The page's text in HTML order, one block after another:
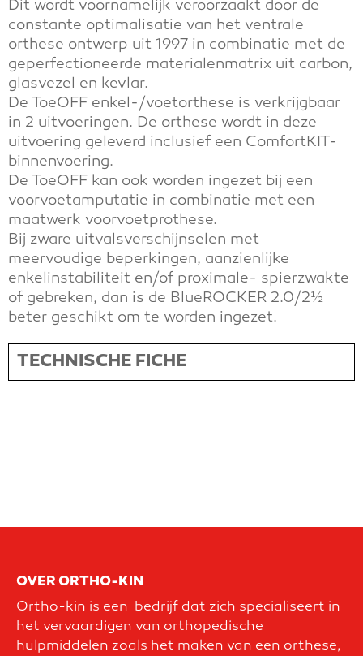
Dit wordt voornamelijk veroorzaakt door de
constante optimalisatie van het ventrale
orthese ontwerp uit 1997 in combinatie met de
geperfectioneerde materialenmatrix uit carbon,
glasvezel en kevlar.
De ToeOFF enkel-/voetorthese is verkrijgbaar
in 2 uitvoeringen. De orthese wordt in deze
uitvoering geleverd inclusief een ComfortKIT-
binnenvoering.
De ToeOFF kan ook worden ingezet bij een
voorvoetamputatie in combinatie met een
maatwerk voorvoetprothese.
Bij zware uitvalsverschijnselen met
meervoudige beperkingen, aanzienlijke
enkelinstabiliteit en/of proximale- spierzwakte
of gebreken, dan is de BlueROCKER 2.0/2½
beter geschikt om te worden ingezet.
TECHNISCHE FICHE
OVER ORTHO-KIN
Ortho-kin is een bedrijf dat zich specialiseert in
het vervaardigen van orthopedische
hulpmiddelen zoals het maken van een orthese,